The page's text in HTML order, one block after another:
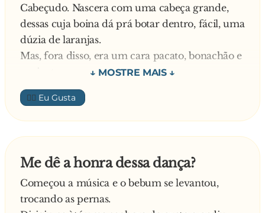
monte de anões correndo. metade vestido de
azul e metade de vermelho. No desespero ele
grita :
- Zé. fecha a porta do bar rápido que seu
pebolim ta fugindo!
Cabeçudo. Nascera com uma cabeça grande,
dessas cuja boina dá prá botar dentro, fácil, uma
dúzia de laranjas.
Mas, fora disso, era um cara pacato, bonachão e
Não gostava, é claro, de ser chamado de
Cabeçudo, mas desde os tempos do grupo
escolar, tinha um chato que não perdoava.
Onde quer que o encontrasse, lhe dava
bom, Cabeçudo"?
O Cabeçudo, já com seus quarenta e poucos
anos, e o cara sempre zombando dele.
👍🏼
Me dê a honra dessa dança?
Começou a música e o bebum se levantou,
trocando as pernas.